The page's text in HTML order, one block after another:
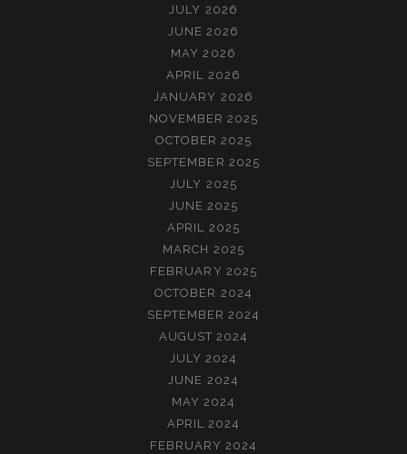
JULY 2026
JUNE 2026
MAY 2026
APRIL 2026
JANUARY 2026
NOVEMBER 2025
OCTOBER 2025
SEPTEMBER 2025
JULY 2025
JUNE 2025
APRIL 2025
MARCH 2025
FEBRUARY 2025
OCTOBER 2024
SEPTEMBER 2024
AUGUST 2024
JULY 2024
JUNE 2024
MAY 2024
APRIL 2024
FEBRUARY 2024